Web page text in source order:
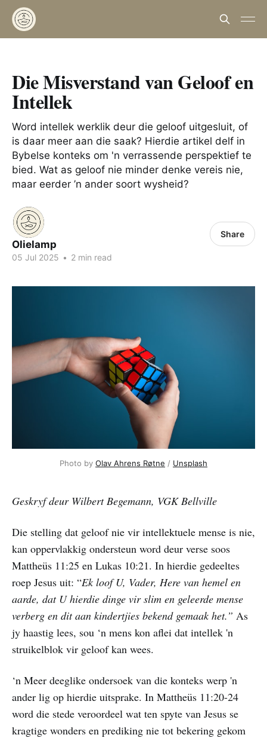
Die Misverstand van Geloof en
Intellek
Word intellek werklik deur die geloof uitgesluit, of
is daar meer aan die saak? Hierdie artikel delf in
Bybelse konteks om 'n verrassende perspektief te
bied. Wat as geloof nie minder denke vereis nie,
maar eerder ’n ander soort wysheid?
Olielamp
05 Jul 2025 • 2 min read
Share
Photo by Olav Ahrens Røtne / Unsplash
Geskryf deur Wilbert Begemann, VGK Bellville
Die stelling dat geloof nie vir intellektuele mense is nie,
kan oppervlakkig ondersteun word deur verse soos
Mattheüs 11:25 en Lukas 10:21. In hierdie gedeeltes
roep Jesus uit: “Ek loof U, Vader, Here van hemel en
aarde, dat U hierdie dinge vir slim en geleerde mense
verberg en dit aan kindertjies bekend gemaak het.” As
jy haastig lees, sou ‘n mens kon aflei dat intellek 'n
struikelblok vir geloof kan wees.
‘n Meer deeglike ondersoek van die konteks werp 'n
ander lig op hierdie uitsprake. In Mattheüs 11:20-24
word die stede veroordeel wat ten spyte van Jesus se
kragtige wonders en prediking nie tot bekering gekom